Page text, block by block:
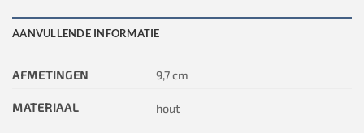
AANVULLENDE INFORMATIE
AFMETINGEN 9,7 cm
MATERIAAL hout